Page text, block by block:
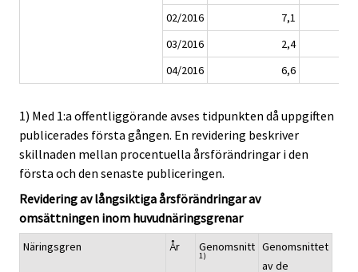
02/2016
7,1
03/2016
2,4
04/2016
6,6
1) Med 1:a offentliggörande avses tidpunkten då uppgiften
publicerades första gången. En revidering beskriver
skillnaden mellan procentuella årsförändringar i den
första och den senaste publiceringen.
Revidering av långsiktiga årsförändringar av
omsättningen inom huvudnäringsgrenar
Näringsgren År Genomsnitt
1)
Genomsnittet
av de